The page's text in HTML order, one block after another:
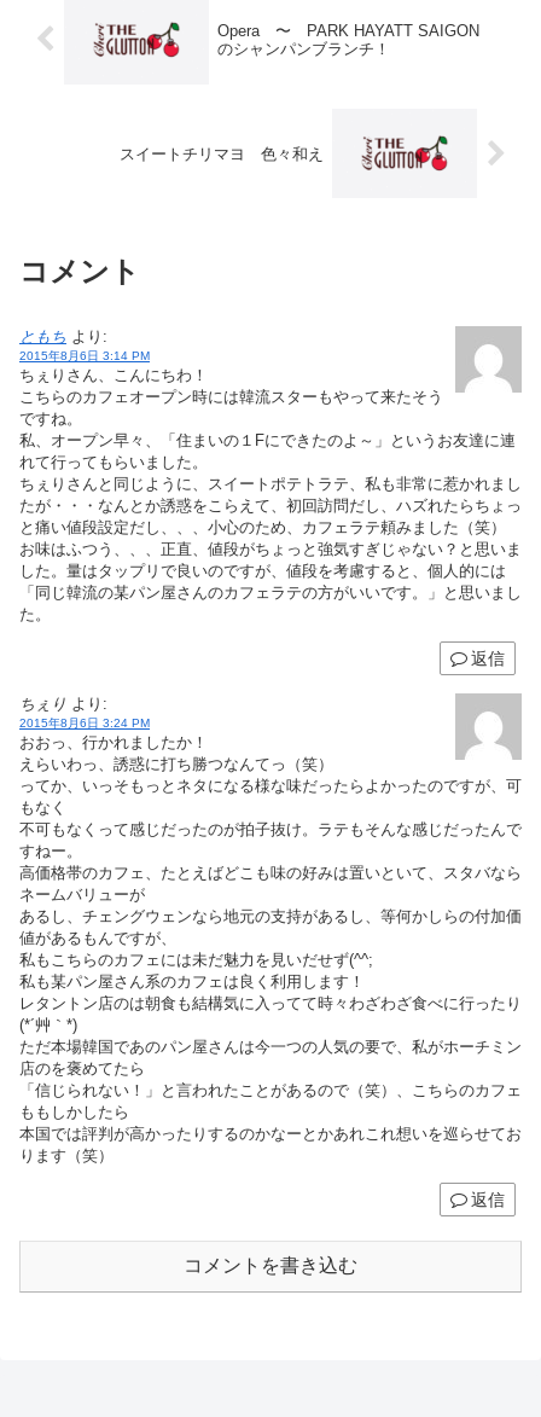
Opera 〜 PARK HAYATT SAIGON
のシャンパンブランチ！
スイートチリマヨ 色々和え
コメント
ともち より:
2015年8月6日 3:14 PM
ちぇりさん、こんにちわ！
こちらのカフェオープン時には韓流スターもやって来たそう
ですね。
私、オープン早々、「住まいの１Fにできたのよ～」というお友達に連
れて行ってもらいました。
ちぇりさんと同じように、スイートポテトラテ、私も非常に惹かれまし
たが・・・なんとか誘惑をこらえて、初回訪問だし、ハズれたらちょっ
と痛い値段設定だし、、、小心のため、カフェラテ頼みました（笑）
お味はふつう、、、正直、値段がちょっと強気すぎじゃない？と思いま
した。量はタップリで良いのですが、値段を考慮すると、個人的には
「同じ韓流の某パン屋さんのカフェラテの方がいいです。」と思いまし
た。
返信
ちぇり より:
2015年8月6日 3:24 PM
おおっ、行かれましたか！
えらいわっ、誘惑に打ち勝つなんてっ（笑）
ってか、いっそもっとネタになる様な味だったらよかったのですが、可
もなく
不可もなくって感じだったのが拍子抜け。ラテもそんな感じだったんで
すねー。
高価格帯のカフェ、たとえばどこも味の好みは置いといて、スタバなら
ネームバリューが
あるし、チェングウェンなら地元の支持があるし、等何かしらの付加価
値があるもんですが、
私もこちらのカフェには未だ魅力を見いだせず(^^;
私も某パン屋さん系のカフェは良く利用します！
レタントン店のは朝食も結構気に入ってて時々わざわざ食べに行ったり
(*´艸｀*)
ただ本場韓国であのパン屋さんは今一つの人気の要で、私がホーチミン
店のを褒めてたら
「信じられない！」と言われたことがあるので（笑）、こちらのカフェ
ももしかしたら
本国では評判が高かったりするのかなーとかあれこれ想いを巡らせてお
ります（笑）
返信
コメントを書き込む